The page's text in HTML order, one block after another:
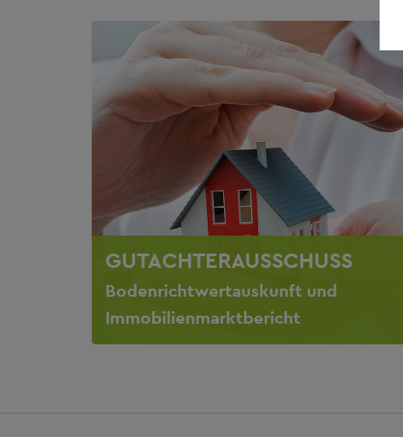
GUTACHTERAUSSCHUSS
Bodenrichtwertauskunft und
Immobilienmarktbericht